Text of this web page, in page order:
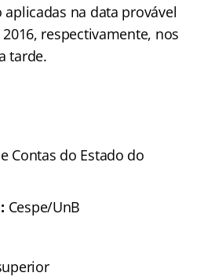
aplicadas na data provável
respectivamente, nos
tarde.
Contas do Estado do
Cespe/UnB